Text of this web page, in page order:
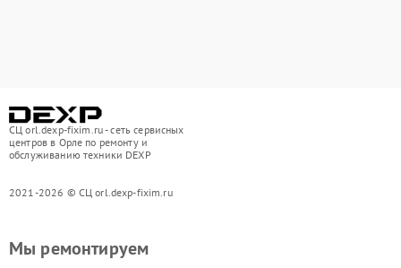
СЦ orl.dexp-fixim.ru - сеть сервисных
центров в Орле по ремонту и
обслуживанию техники DEXP
2021-2026 © СЦ orl.dexp-fixim.ru
Мы ремонтируем